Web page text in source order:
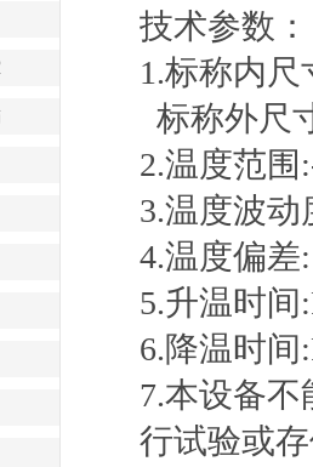
技术参数：
1.标称内尺
标称外尺
2.温度范
3.温度波
4.温度偏
5.升温时
6.降温时
7.本设备
行试验或